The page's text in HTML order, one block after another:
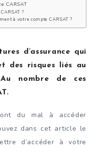
CARSAT
?
à votre compte CARSAT ?
d’assurance qui
des risques liés au
nombre de ces
ont du mal à accéder
dans cet article le
d’accéder à votre